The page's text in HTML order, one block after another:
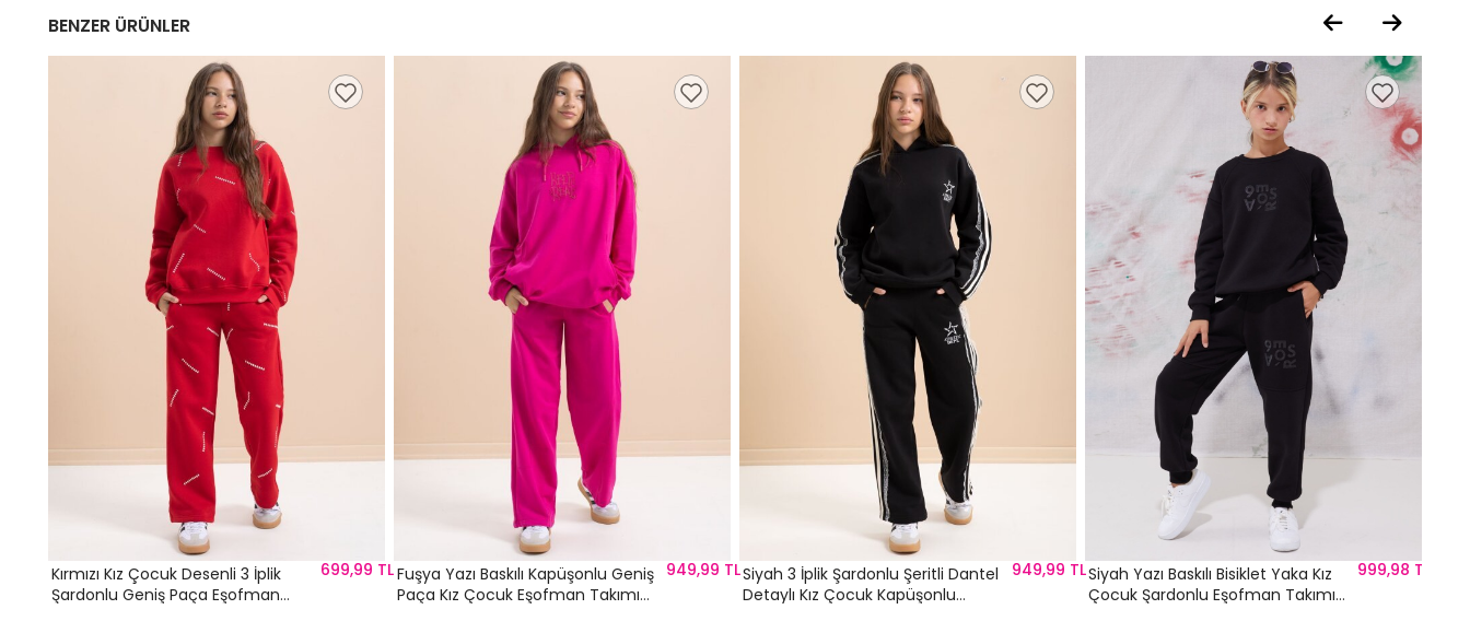
BENZER ÜRÜNLER
Kırmızı Kız Çocuk Desenli 3 İplik
Şardonlu Geniş Paça Eşofman
699,99 TLFuşya Yazı Baskılı Kapüşonlu Geniş
Paça Kız Çocuk Eşofman Takımı
949,99 TLSiyah 3 İplik Şardonlu Şeritli Dantel
Detaylı Kız Çocuk Kapüşonlu
949,99 TLSiyah Yazı Baskılı Bisiklet Yaka Kız
Çocuk Şardonlu Eşofman Takımı
999,98 TL